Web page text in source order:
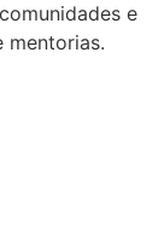
e
mentorias.